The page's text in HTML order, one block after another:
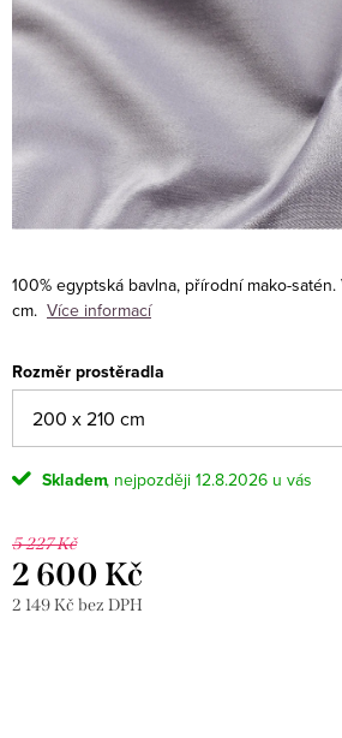
100% egyptská bavlna, přírodní mako-
cm. Více informací
Rozměr prostěradla
Skladem 12.8.2026
5 227 Kč
2 600 Kč
2 149 Kč bez DPH